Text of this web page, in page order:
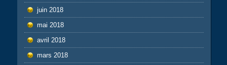
juin 2018
mai 2018
avril 2018
mars 2018